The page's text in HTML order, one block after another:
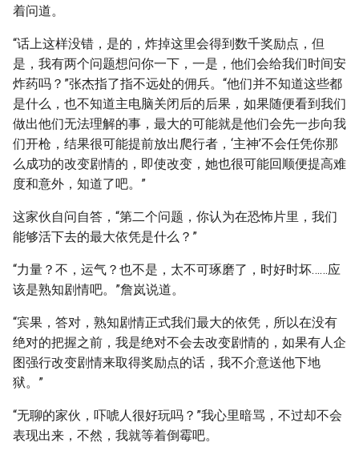
着问道。
“话上这样没错，是的，炸掉这里会得到数千奖励点，但
是，我有两个问题想问你一下，一是，他们会给我们时间安
炸药吗？”张杰指了指不远处的佣兵。“他们并不知道这些都
是什么，也不知道主电脑关闭后的后果，如果随便看到我们
做出他们无法理解的事，最大的可能就是他们会先一步向我
们开枪，结果很可能提前放出爬行者，‘主神’不会任凭你那
么成功的改变剧情的，即使改变，她也很可能回顺便提高难
度和意外，知道了吧。”
这家伙自问自答，“第二个问题，你认为在恐怖片里，我们
能够活下去的最大依凭是什么？”
“力量？不，运气？也不是，太不可琢磨了，时好时坏……应
该是熟知剧情吧。”詹岚说道。
“宾果，答对，熟知剧情正式我们最大的依凭，所以在没有
绝对的把握之前，我是绝对不会去改变剧情的，如果有人企
图强行改变剧情来取得奖励点的话，我不介意送他下地
狱。”
“无聊的家伙，吓唬人很好玩吗？”我心里暗骂，不过却不会
表现出来，不然，我就等着倒霉吧。